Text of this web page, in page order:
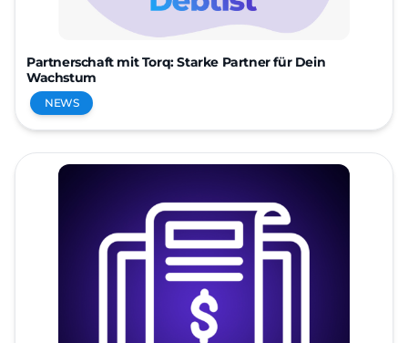
Partnerschaft mit Torq: Starke Partner für Dein
Wachstum
NEWS